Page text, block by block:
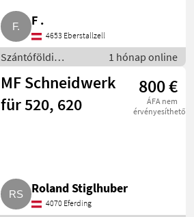
F .
4653 Eberstallzell
Szántóföldi
betakarítógépek /
Kombájn adapter
1 hónap online
MF Schneidwerk
für 520, 620
800 €
ÁFA nem
érvényesíthető
Roland Stiglhuber
4070 Eferding